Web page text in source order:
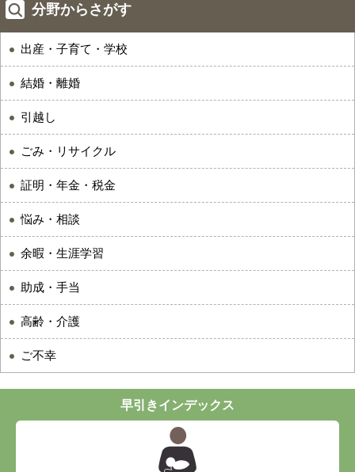
分野からさがす
出産・子育て・学校
結婚・離婚
引越し
ごみ・リサイクル
証明・年金・税金
悩み・相談
余暇・生涯学習
助成・手当
高齢・介護
ご不幸
早引きインデックス